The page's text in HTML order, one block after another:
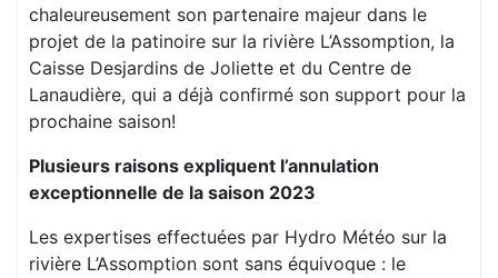
chaleureusement son partenaire majeur dans le
projet de la patinoire sur la rivière L’Assomption, la
Caisse Desjardins de Joliette et du Centre de
Lanaudière, qui a déjà confirmé son support pour la
prochaine saison!
Plusieurs raisons expliquent l’annulation
exceptionnelle de la saison 2023
Les expertises effectuées par Hydro Météo sur la
rivière L’Assomption sont sans équivoque : le